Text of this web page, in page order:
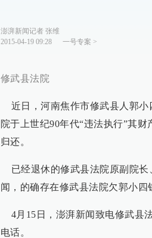
澎湃新闻记者 张维
2015-04-19 09:28
一号专案 >
修武县法院
近日，河南焦作市修武县人郭小
院于上世纪90年代“违法执行”其
归还。
已经退休的修武县法院原副院长
闻，的确存在修武县法院欠郭小四
4月15日，澎湃新闻致电修武县
电话。